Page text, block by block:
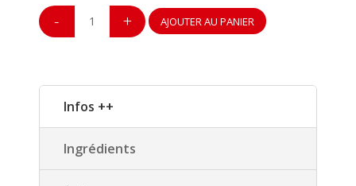
-
Film
Protecteur
Sachets
10cm
+ AJOUTER AU PANIER
Infos ++
Ingrédients